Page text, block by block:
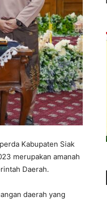
Kabupaten Siak
merupakan amanah
Daerah.
daerah yang